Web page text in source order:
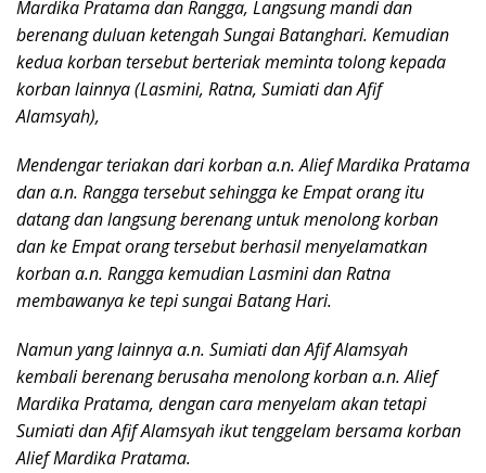
Mardika Pratama dan Rangga, Langsung mandi dan
berenang duluan ketengah Sungai Batanghari. Kemudian
kedua korban tersebut berteriak meminta tolong kepada
korban lainnya (Lasmini, Ratna, Sumiati dan Afif
Alamsyah),
Mendengar teriakan dari korban a.n. Alief Mardika Pratama
dan a.n. Rangga tersebut sehingga ke Empat orang itu
datang dan langsung berenang untuk menolong korban
dan ke Empat orang tersebut berhasil menyelamatkan
korban a.n. Rangga kemudian Lasmini dan Ratna
membawanya ke tepi sungai Batang Hari.
Namun yang lainnya a.n. Sumiati dan Afif Alamsyah
kembali berenang berusaha menolong korban a.n. Alief
Mardika Pratama, dengan cara menyelam akan tetapi
Sumiati dan Afif Alamsyah ikut tenggelam bersama korban
Alief Mardika Pratama.